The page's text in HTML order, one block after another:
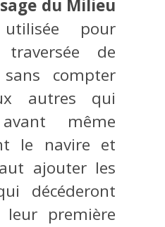
du Milieu
utilisée pour
de
sans compter
autres qui
même
le navire et
ajouter les
décéderont
première